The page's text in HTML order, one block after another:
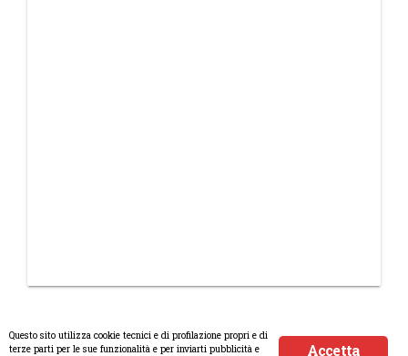
Accetta
Questo sito utilizza cookie tecnici e di profilazione propri e di
terze parti per le sue funzionalità e per inviarti pubblicità e